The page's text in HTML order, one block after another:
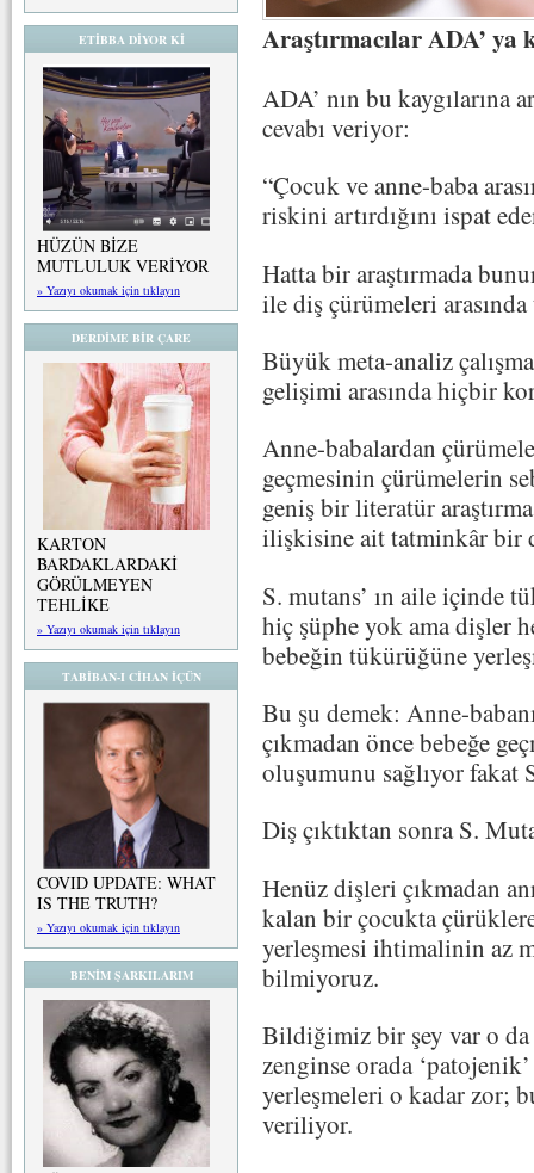
ETİBBA DİYOR Kİ
HÜZÜN BİZE
MUTLULUK VERİYOR
» Yazıyı okumak için tıklayın
DERDİME BİR ÇARE
KARTON
BARDAKLARDAKİ
GÖRÜLMEYEN
TEHLİKE
» Yazıyı okumak için tıklayın
TABİBAN-I CİHAN İÇÜN
COVID UPDATE: WHAT
IS THE TRUTH?
» Yazıyı okumak için tıklayın
BENİM ŞARKILARIM
Araştırmacılar ADA’ ya
ADA’ nın bu kaygılarına
cevabı veriyor:
“Çocuk ve anne-baba
riskini artırdığını ispat
Hatta bir araştırmada
ile diş çürümeleri
Büyük meta-analiz
gelişimi arasında hiçbir
Anne-babalardan
geçmesinin çürümelerin
geniş bir literatür
ilişkisine ait tatminkâr bir
S. mutans’ ın aile içinde
hiç şüphe yok ama dişler
bebeğin tükürüğüne
Bu şu demek: Anne-
çıkmadan önce bebeğe
oluşumunu sağlıyor fakat
Diş çıktıktan sonra S.
Henüz dişleri çıkmadan
kalan bir çocukta
yerleşmesi ihtimalinin az
bilmiyoruz.
Bildiğimiz bir şey var o da
zenginse orada
yerleşmeleri o kadar zor;
veriliyor.